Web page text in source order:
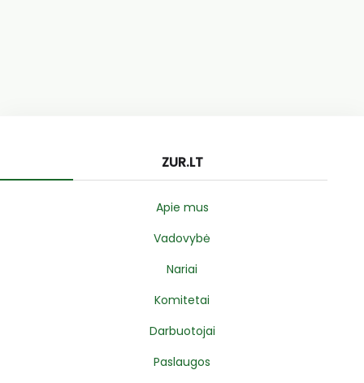
ZUR.LT
Apie mus
Vadovybė
Nariai
Komitetai
Darbuotojai
Paslaugos